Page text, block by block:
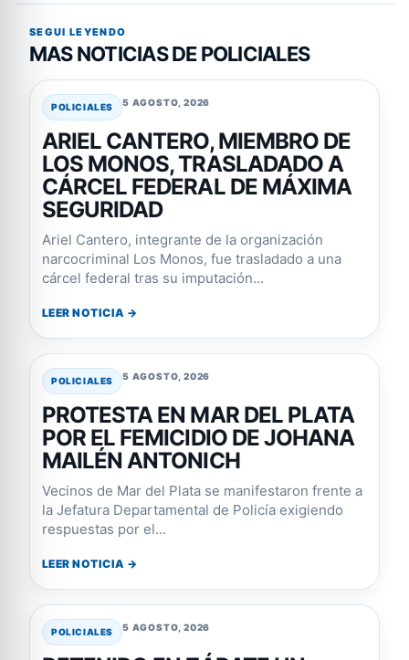
SEGUI LEYENDO
MAS NOTICIAS DE POLICIALES
POLICIALES 5 AGOSTO, 2026
ARIEL CANTERO, MIEMBRO DE
LOS MONOS, TRASLADADO A
CÁRCEL FEDERAL DE MÁXIMA
SEGURIDAD
Ariel Cantero, integrante de la organización
narcocriminal Los Monos, fue trasladado a una
cárcel federal tras su imputación...
LEER NOTICIA →
POLICIALES 5 AGOSTO, 2026
PROTESTA EN MAR DEL PLATA
POR EL FEMICIDIO DE JOHANA
MAILÉN ANTONICH
Vecinos de Mar del Plata se manifestaron frente a
la Jefatura Departamental de Policía exigiendo
respuestas por el...
LEER NOTICIA →
POLICIALES 5 AGOSTO, 2026